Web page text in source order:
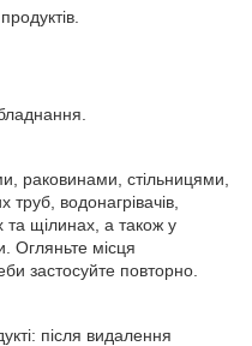
раковинами, стільницями,
водонагрівачів,
щілинах, а також у
Огляньте місця
застосуйте повторно.
після видалення